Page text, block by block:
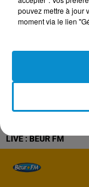
LIVE :BEUR FM
Archives
pouvez mettre à jour
moment via le lien